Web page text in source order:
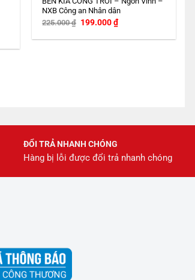
NXB Công an Nhân dân
225.000₫ Giá
là:
199.000₫Giá
hiện
tại
ĐỔI TRẢ NHANH CHÓNG
Hàng bị lỗi được đổi trả nhanh chóng